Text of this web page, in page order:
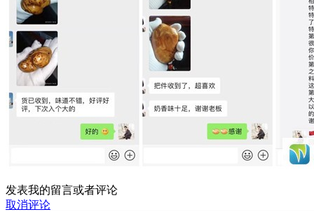
发表我的留言或者评论
取消评论